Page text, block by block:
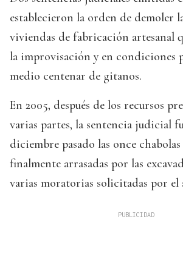
establecieron la orden de demoler
viviendas de fabricación artesanal
la improvisación y en condiciones
medio centenar de gitanos.
En 2005, después de los recursos
varias partes, la sentencia judicial
diciembre pasado las once
finalmente arrasadas por las
varias moratorias solicitadas por el